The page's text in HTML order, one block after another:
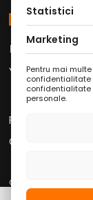
Social Media
Facebook
Youtube/
Politica de
Condiții Service
Copyright © 2026
Statistici
Marketing
Pentru mai
confidentialitate
confidentialitate
personale.